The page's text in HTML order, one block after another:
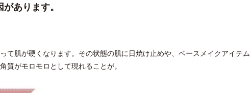
あります。
て肌が硬くなります。その状態の肌に日焼け止めや、ベースメイクアイテム
質がモロモロとして現れることが。